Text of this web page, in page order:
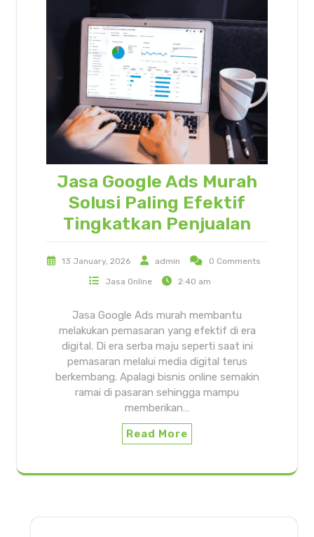
Jasa Google Ads Murah
Solusi Paling Efektif
Tingkatkan Penjualan
13 January, 2026 admin 0 Comments
Jasa Online 2:40 am
Jasa Google Ads murah membantu
melakukan pemasaran yang efektif di era
digital. Di era serba maju seperti saat ini
pemasaran melalui media digital terus
berkembang. Apalagi bisnis online semakin
ramai di pasaran sehingga mampu
memberikan…
Read More